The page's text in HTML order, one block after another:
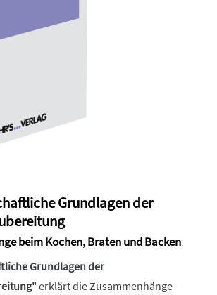
Grundlagen der
beim Kochen, Braten und Backen
Grundlagen der
erklärt die Zusammenhänge